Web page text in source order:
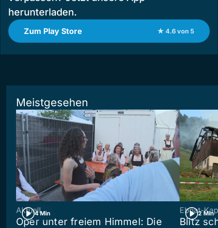
herunterladen.
Zum Play Store ★ 4.6 von 5
Meistgesehen
4 Min
Aktuell
Oper unter freiem Himmel: Die
2 Min
Ebnat-
Blitz